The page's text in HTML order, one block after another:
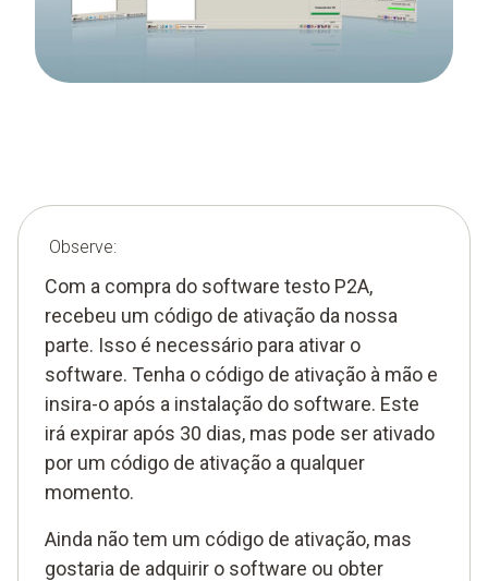
Observe:
Com a compra do software testo P2A,
recebeu um código de ativação da nossa
parte. Isso é necessário para ativar o
software. Tenha o código de ativação à mão e
insira-o após a instalação do software. Este
irá expirar após 30 dias, mas pode ser ativado
por um código de ativação a qualquer
momento.
Ainda não tem um código de ativação, mas
gostaria de adquirir o software ou obter